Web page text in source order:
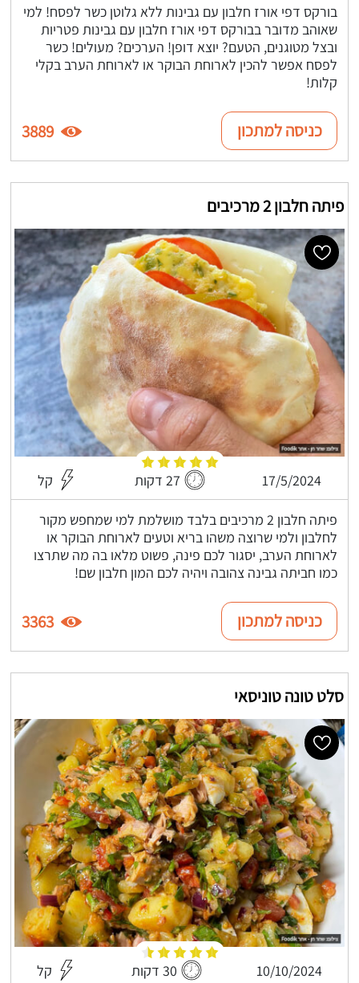
בורקס דפי אורז חלבון עם גבינות ללא גלוטן כשר לפסח! למי
שאוהב מדובר בבורקס דפי אורז חלבון עם גבינות פטריות
ובצל מטוגנים, הטעם? יוצא דופן! הערכים? מעולים! כשר
לפסח אפשר להכין לארוחת הבוקר או לארוחת הערב בקלי
קלות!
כניסה למתכון 3889
פיתה חלבון 2 מרכיבים
17/5/2024 27 דקות קל
פיתה חלבון 2 מרכיבים בלבד מושלמת למי שמחפש מקור
לחלבון ולמי שרוצה משהו בריא וטעים לארוחת הבוקר או
לארוחת הערב, יסגור לכם פינה, פשוט מלאו בה מה שתרצו
כמו חביתה גבינה צהובה ויהיה לכם המון חלבון שם!
כניסה למתכון 3363
סלט טונה טוניסאי
10/10/2024 30 דקות קל